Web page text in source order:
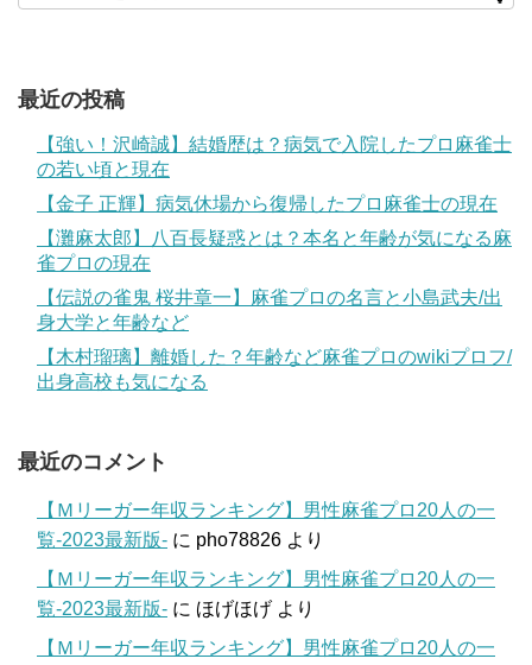
最近の投稿
【強い！沢崎誠】結婚歴は？病気で入院したプロ麻雀士
の若い頃と現在
【金子 正輝】病気休場から復帰したプロ麻雀士の現在
【灘麻太郎】八百長疑惑とは？本名と年齢が気になる麻
雀プロの現在
【伝説の雀鬼 桜井章一】麻雀プロの名言と小島武夫/出
身大学と年齢など
【木村瑠璃】離婚した？年齢など麻雀プロのwikiプロフ/
出身高校も気になる
最近のコメント
【Ｍリーガー年収ランキング】男性麻雀プロ20人の一
覧-2023最新版- に pho78826 より
【Ｍリーガー年収ランキング】男性麻雀プロ20人の一
覧-2023最新版- に ほげほげ より
【Ｍリーガー年収ランキング】男性麻雀プロ20人の一